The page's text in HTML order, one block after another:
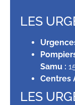
LES
Samu :
Centres
LES